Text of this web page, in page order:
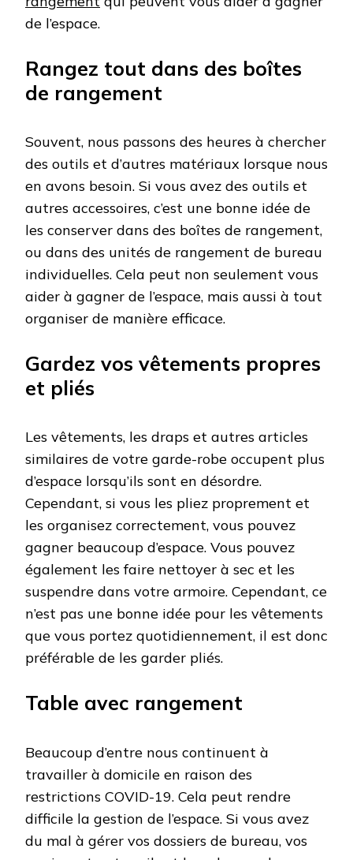
de l’espace.
Rangez tout dans des boîtes
de rangement
Souvent, nous passons des heures à chercher
des outils et d’autres matériaux lorsque nous
en avons besoin. Si vous avez des outils et
autres accessoires, c’est une bonne idée de
les conserver dans des boîtes de rangement,
ou dans des unités de rangement de bureau
individuelles. Cela peut non seulement vous
aider à gagner de l’espace, mais aussi à tout
organiser de manière efficace.
Gardez vos vêtements propres
et pliés
Les vêtements, les draps et autres articles
similaires de votre garde-robe occupent plus
d’espace lorsqu’ils sont en désordre.
Cependant, si vous les pliez proprement et
les organisez correctement, vous pouvez
gagner beaucoup d’espace. Vous pouvez
également les faire nettoyer à sec et les
suspendre dans votre armoire. Cependant, ce
n’est pas une bonne idée pour les vêtements
que vous portez quotidiennement, il est donc
préférable de les garder pliés.
Table avec rangement
Beaucoup d’entre nous continuent à
travailler à domicile en raison des
restrictions COVID-19. Cela peut rendre
difficile la gestion de l’espace. Si vous avez
du mal à gérer vos dossiers de bureau, vos